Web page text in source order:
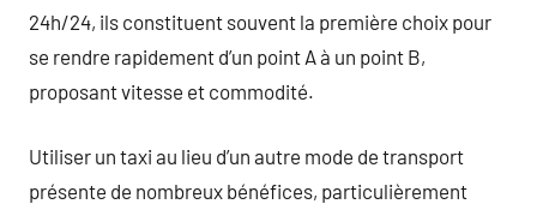
24h/24, ils constituent souvent la première choix pour
se rendre rapidement d’un point A à un point B,
proposant vitesse et commodité.
Utiliser un taxi au lieu d’un autre mode de transport
présente de nombreux bénéfices, particulièrement